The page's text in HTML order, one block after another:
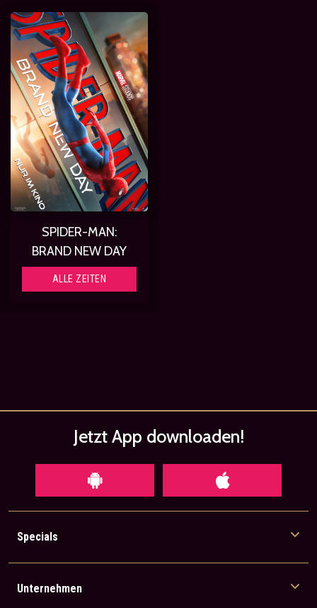
SPIDER-MAN:
BRAND NEW DAY
ALLE ZEITEN
Jetzt App downloaden!
Specials
Unternehmen